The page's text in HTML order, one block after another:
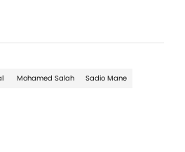
Mohamed Salah Sadio Mane